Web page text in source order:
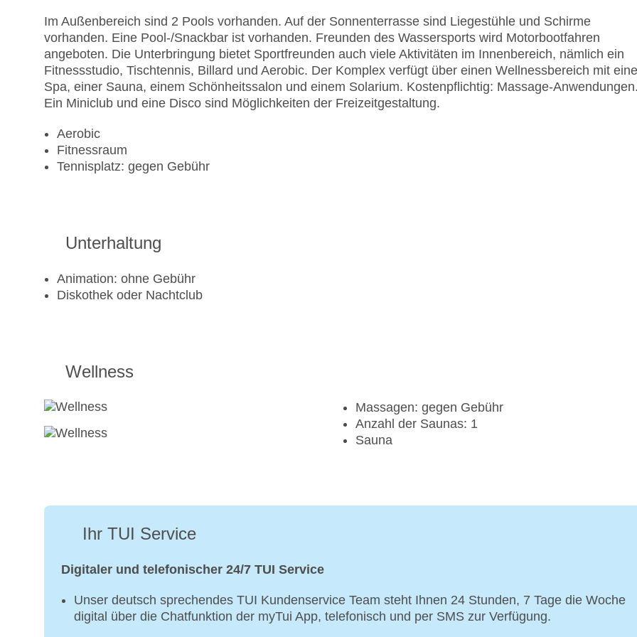
Im Außenbereich sind 2 Pools vorhanden. Auf der Sonnenterrasse sind Liegestühle und Schirme
vorhanden. Eine Pool-/Snackbar ist vorhanden. Freunden des Wassersports wird Motorbootfahren
angeboten. Die Unterbringung bietet Sportfreunden auch viele Aktivitäten im Innenbereich, nämlich ein
Fitnessstudio, Tischtennis, Billard und Aerobic. Der Komplex verfügt über einen Wellnessbereich mit
Spa, einer Sauna, einem Schönheitssalon und einem Solarium. Kostenpflichtig: Massage-
Ein Miniclub und eine Disco sind Möglichkeiten der Freizeitgestaltung.
Aerobic
Fitnessraum
Tennisplatz: gegen Gebühr
Unterhaltung
Animation: ohne Gebühr
Diskothek oder Nachtclub
Wellness
Massagen: gegen Gebühr
Anzahl der Saunas: 1
Sauna
Ihr TUI Service
Digitaler und telefonischer 24/7 TUI Service
Unser deutsch sprechendes TUI Kundenservice Team steht Ihnen 24 Stunden, 7 Tage die Woche
digital über die Chatfunktion der myTui App, telefonisch und per SMS zur Verfügung.